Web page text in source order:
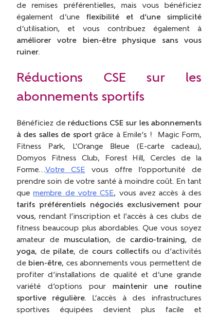
de remises préférentielles, mais vous bénéficiez
également d’une flexibilité et d’une simplicité
d’utilisation, et vous contribuez également à
améliorer votre bien-être physique sans vous
ruiner.
Réductions CSE sur les
abonnements sportifs
Bénéficiez de réductions CSE sur les abonnements
à des salles de sportgrâce à Emile’s ! Magic Form,
Fitness Park, L’Orange Bleue (E-carte cadeau),
Domyos Fitness Club, Forest Hill, Cercles de la
Forme…Votre CSE vous offre l’opportunité de
prendre soin de votre santé à moindre coût. En tant
quemembre de votre CSE, vous avez accès à des
tarifs préférentiels négociés exclusivement pour
vous, rendant l’inscription et l’accès à ces clubs de
fitness beaucoup plus abordables. Que vous soyez
amateur de musculation, de cardio-training, de
yoga, depilate, de cours collectifsou d’activités
de bien-être, ces abonnements vous permettent de
profiter d’installations de qualité et d’une grande
variété d’options pour maintenir une routine
sportive régulière. L’accès à des infrastructures
sportives équipées devient plus facile et